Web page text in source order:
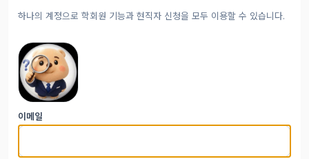
하나의 계정으로 학회원 기능과 현직자 신청을 모두 이용할 수 있습니다.
이메일